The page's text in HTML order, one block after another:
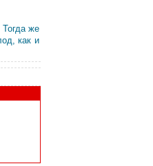
же
как и